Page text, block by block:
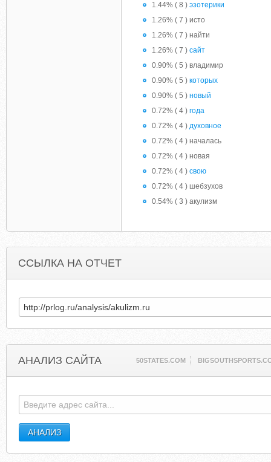
1.44% ( 8 ) эзотерики
1.26% ( 7 ) исто
1.26% ( 7 ) найти
1.26% ( 7 ) сайт
0.90% ( 5 ) владимир
0.90% ( 5 ) которых
0.90% ( 5 ) новый
0.72% ( 4 ) года
0.72% ( 4 ) духовное
0.72% ( 4 ) началась
0.72% ( 4 ) новая
0.72% ( 4 ) свою
0.72% ( 4 ) шебзухов
0.54% ( 3 ) акулизм
ССЫЛКА НА ОТЧЕТ
АНАЛИЗ САЙТА 50STATES.COM